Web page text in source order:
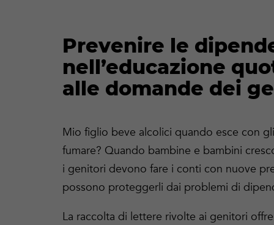
Prevenire le
nell’educazione
alle domande dei
Mio figlio beve alcolici quando esce con
fumare? Quando bambine e bambini
i genitori devono fare i conti con nuove
possono proteggerli dai problemi di
La raccolta di lettere rivolte ai genitori